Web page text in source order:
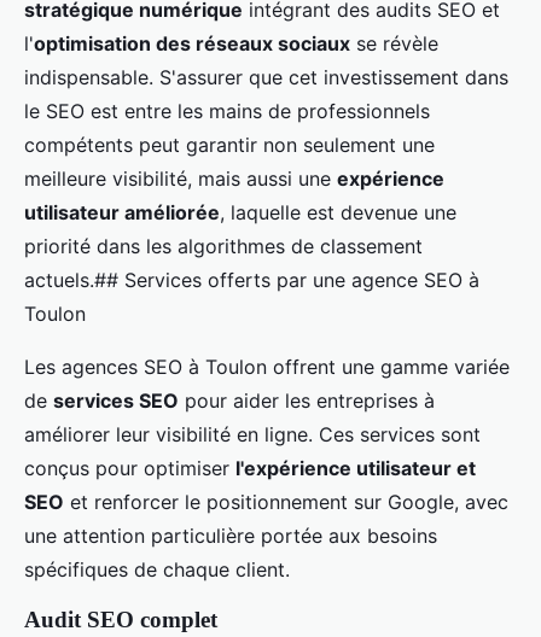
stratégique numérique intégrant des audits SEO et
l'optimisation des réseaux sociaux se révèle
indispensable. S'assurer que cet investissement dans
le SEO est entre les mains de professionnels
compétents peut garantir non seulement une
meilleure visibilité, mais aussi une expérience
utilisateur améliorée, laquelle est devenue une
priorité dans les algorithmes de classement
actuels.## Services offerts par une agence SEO à
Toulon
Les agences SEO à Toulon offrent une gamme variée
de services SEO pour aider les entreprises à
améliorer leur visibilité en ligne. Ces services sont
conçus pour optimiser l'expérience utilisateur et
SEO et renforcer le positionnement sur Google, avec
une attention particulière portée aux besoins
spécifiques de chaque client.
Audit SEO complet